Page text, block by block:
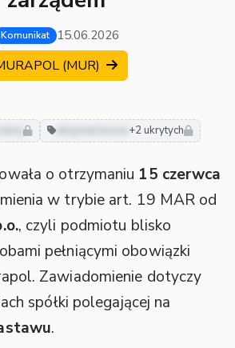
Komunikat 15.06.2026
(MUR)
+2 ukrytych
o otrzymaniu 15 czerwca
w trybie art. 19 MAR od
, czyli podmiotu blisko
pełniącymi obowiązki
Zawiadomienie dotyczy
spółki polegającej na
.